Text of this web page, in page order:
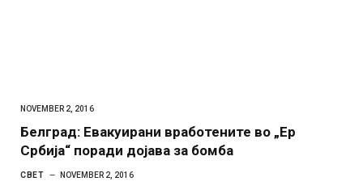
NOVEMBER 2, 2016
Белград: Евакуирани вработените во „Ер
Србија“ поради дојава за бомба
СВЕТ NOVEMBER 2, 2016